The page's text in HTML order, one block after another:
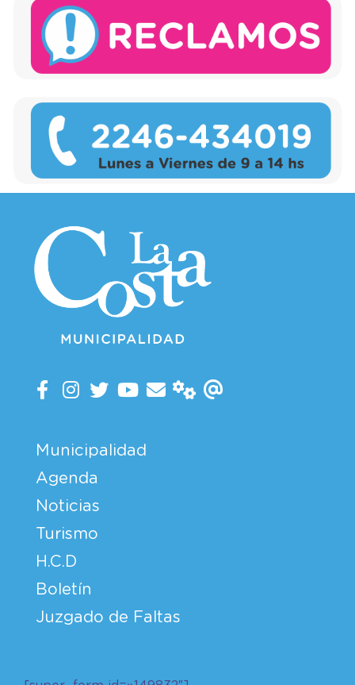
Municipalidad
Agenda
Noticias
Turismo
H.C.D
Boletín
Juzgado de Faltas